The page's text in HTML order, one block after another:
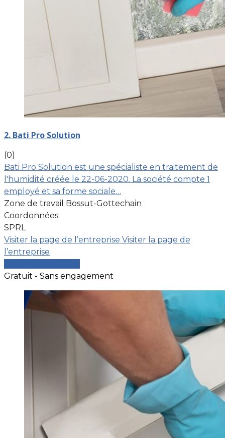
2. Bati Pro Solution
(0)
Bati Pro Solution est une spécialiste en traitement de
l'humidité créée le 22-06-2020. La société compte 1
employé et sa forme sociale…
Zone de travail Bossut-Gottechain
Coordonnées
SPRL
Visiter la page de l’entreprise Visiter la page de
l’entreprise
Gratuit - Sans engagement